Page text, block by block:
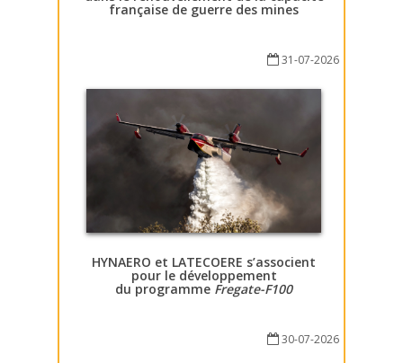
française de guerre des mines
31-07-2026
HYNAERO et LATECOERE s’associent
pour le développement
du programme Fregate-F100
30-07-2026